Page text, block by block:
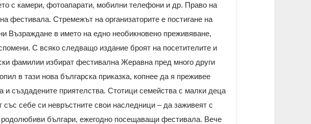
с камери, фотоапарати, мобилни телефони и др. Право на
фестивала. Стремежът на организаторите е постигане на
Възраждане в името на едно необикновено преживяване,
С всяко следващо издание броят на посетителите и
фамилии избират фестивална Жеравна пред много други
в тази нова българска приказка, копнее да я преживее
създадените приятелства. Стотици семейства с малки деца
себе си невръстните свои наследници – да заживеят с
българи, ежегодно посещаващи фестивала. Вече